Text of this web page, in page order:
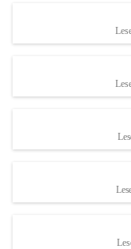
S
und den daraus
Maßnahmen zur
Rebe und der
Anhang VBl.
1 Seite•1,4 MB
VBl. EU Nr.